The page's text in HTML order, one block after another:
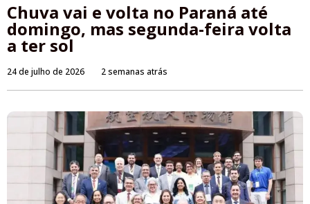
Chuva vai e volta no Paraná até
domingo, mas segunda-feira volta
a ter sol
24 de julho de 2026 2 semanas atrás